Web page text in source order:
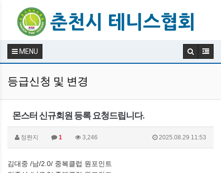
MENU
등급신청 및 변경
몬스터 신규회원 등록 요청드립니다.
정짠지 1 3,246 2025.08.29 11:53
김대중 /남/2.0/ 중복클럽 원포인트